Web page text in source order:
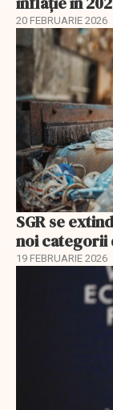
20 FEBRUARIE 2026
SGR se
noi categorii
19 FEBRUARIE 2026